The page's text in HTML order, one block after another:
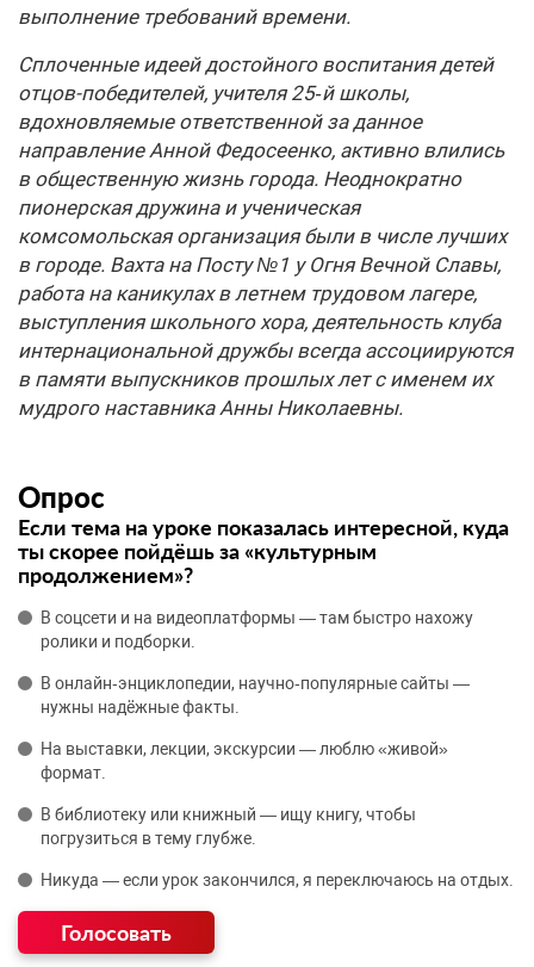
выполнение требований времени.
Сплоченные идеей достойного воспитания детей
отцов-победителей, учителя 25‑й школы,
вдохновляемые ответственной за данное
направление Анной Федосеенко, активно влились
в общественную жизнь города. Неоднократно
пионерская дружина и ученическая
комсомольская организация были в числе лучших
в городе. Вахта на Посту №1 у Огня Вечной Славы,
работа на каникулах в летнем трудовом лагере,
выступления школьного хора, деятельность клуба
интернациональной дружбы всегда ассоциируются
в памяти выпускников прошлых лет с именем их
мудрого наставника Анны Николаевны.
Опрос
Если тема на уроке показалась интересной, куда
ты скорее пойдёшь за «культурным
продолжением»?
В соцсети и на видеоплатформы — там быстро нахожу
ролики и подборки.
В онлайн‑энциклопедии, научно‑популярные сайты —
нужны надёжные факты.
На выставки, лекции, экскурсии — люблю «живой»
формат.
В библиотеку или книжный — ищу книгу, чтобы
погрузиться в тему глубже.
Никуда — если урок закончился, я переключаюсь на отдых.